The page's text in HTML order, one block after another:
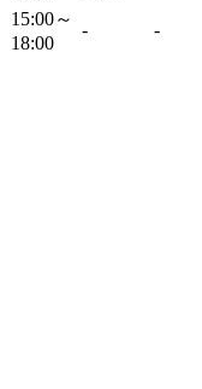
15:00～
18:00
- -